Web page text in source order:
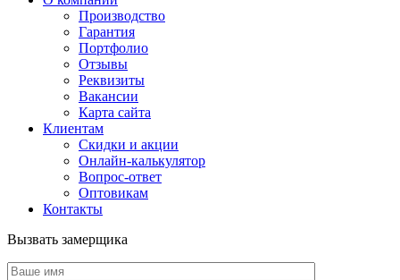
Производство
Гарантия
Портфолио
Отзывы
Реквизиты
Вакансии
Карта сайта
Клиентам
Скидки и акции
Онлайн-калькулятор
Вопрос-ответ
Оптовикам
Контакты
Вызвать замерщика